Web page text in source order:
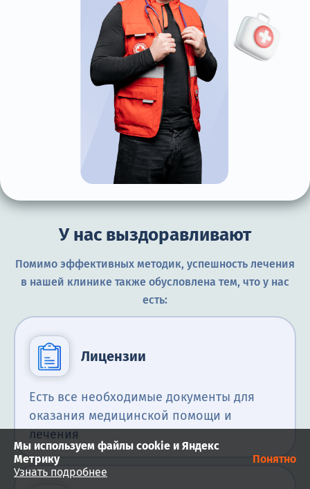
У нас выздоравливают
Помимо эффективных методик, успешность лечения
в нашей клинике также обусловлена тем, что у нас
есть:
Лицензии
Есть все необходимые документы для
оказания медицинской помощи и
лечения
Мы используем файлы cookie и Яндекс
Метрику
Узнать подробнее
Понятно